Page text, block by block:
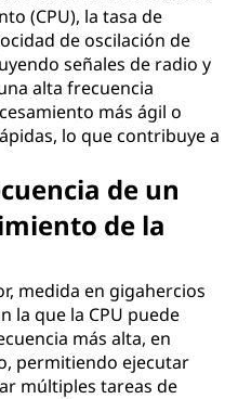
(CPU), la tasa de
de oscilación de
señales de radio y
alta frecuencia
más ágil o
lo que contribuye a
de un
de la
medida en gigahercios
la que la CPU puede
más alta, en
permitiendo ejecutar
múltiples tareas de